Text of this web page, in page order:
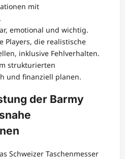
mit
emotional und wichtig.
Players, die realistische
inklusive Fehlverhalten.
strukturierten
und finanziell planen.
der Barmy
Schweizer Taschenmesser